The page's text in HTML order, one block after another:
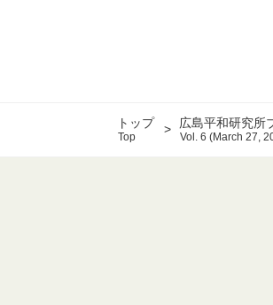
トップ
Top
広島平和研究所
Vol. 6 (March 27,